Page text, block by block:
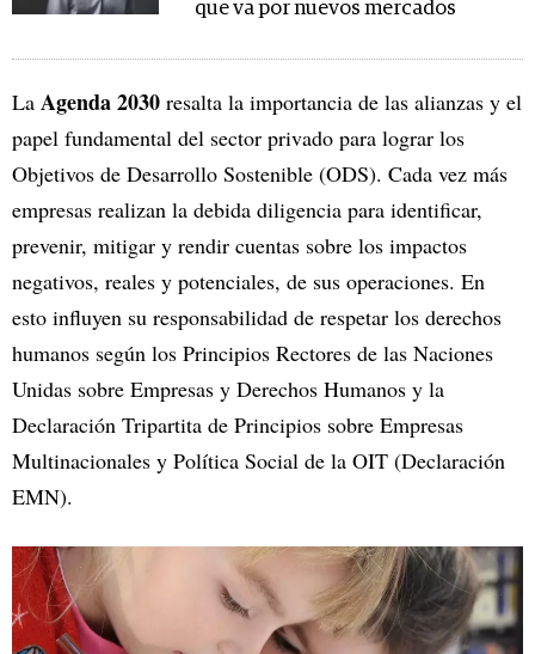
que va por nuevos mercados
La Agenda 2030 resalta la importancia de las alianzas y el
papel fundamental del sector privado para lograr los
Objetivos de Desarrollo Sostenible (ODS). Cada vez más
empresas realizan la debida diligencia para identificar,
prevenir, mitigar y rendir cuentas sobre los impactos
negativos, reales y potenciales, de sus operaciones. En
esto influyen su responsabilidad de respetar los derechos
humanos según los Principios Rectores de las Naciones
Unidas sobre Empresas y Derechos Humanos y la
Declaración Tripartita de Principios sobre Empresas
Multinacionales y Política Social de la OIT (Declaración
EMN).